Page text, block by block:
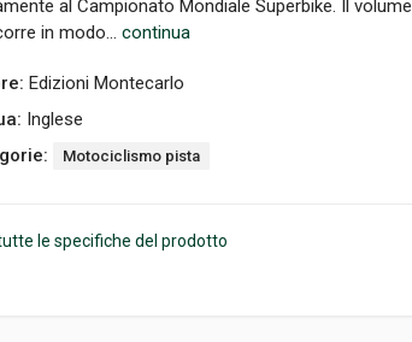
al Campionato Mondiale Superbike. Il volume
in modo... continua
Edizioni Montecarlo
Inglese
Motociclismo pista
le specifiche del prodotto